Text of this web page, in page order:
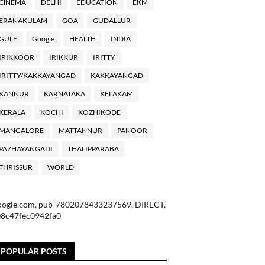
DELHI EDUCATION EKM
GOA GUDALLUR
Google HEALTH INDIA
IRIKKUR IRITTY
KAKKAYANGAD KAKKAYANGAD
KARNATAKA KELAKAM
KOCHI KOZHIKODE
MATTANNUR PANOOR
THALIPPARABA
WORLD
pub-7802078433237569, DIRECT,
POPULAR POSTS